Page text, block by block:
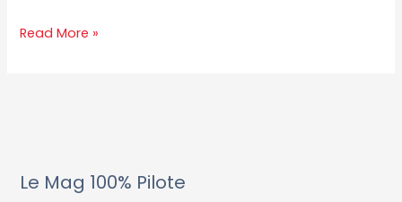
Read More »
Le Mag 100% Pilote